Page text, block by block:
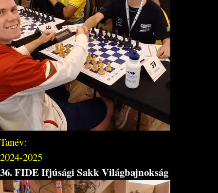
Tanév:
2024-2025
36. FIDE Ifjúsági Sakk Világbajnokság